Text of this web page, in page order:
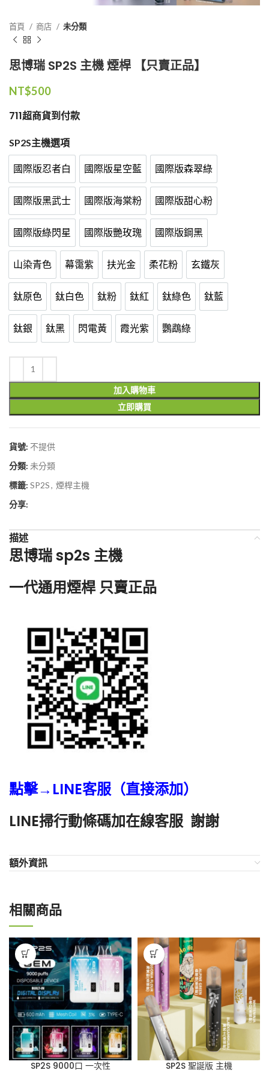
首頁 商店 未分類
思博瑞 SP2S 主機 煙桿 【只賣正品】
NT$500
711超商貨到付款
SP2S主機選項
國際版忍者白
國際版忍者白國際版星空藍
國際版星空藍國際版森翠綠
國際版森翠綠
國際版黑武士
國際版黑武士國際版海棠粉
國際版海棠粉國際版甜心粉
國際版甜心粉
國際版綠閃星
國際版綠閃星國際版艷玫瑰
國際版艷玫瑰國際版鋼黑
國際版鋼黑
山染青色
山染青色幕霭紫
幕霭紫 扶光金
扶光金 柔花粉
柔花粉 玄鐵灰
玄鐵灰
鈦原色
鈦原色 鈦白色
鈦白色 鈦粉
鈦粉 鈦紅
鈦紅 鈦綠色
鈦綠色 鈦藍
鈦藍
鈦銀
鈦銀 鈦黑
鈦黑 閃電黃
閃電黃 霞光紫
霞光紫 鸚鵡綠
鸚鵡綠
加入購物車
立即購買
貨號: 不提供
分類: 未分類
標籤: SP2S, 煙桿主機
分享:
描述
思博瑞sp2s 主機
一代通用煙桿 只賣正品
點擊→LINE客服（直接添加）
LINE掃行動條碼加在線客服 謝謝
額外資訊
相關商品
SP2S 9000口 一次性 SP2S 聖誕版 主機